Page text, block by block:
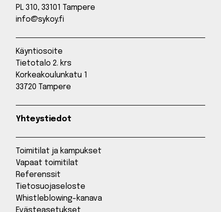
PL 310, 33101 Tampere
info@sykoy.fi
Käyntiosoite
Tietotalo 2. krs
Korkeakoulunkatu 1
33720 Tampere
Yhteystiedot
Toimitilat ja kampukset
Vapaat toimitilat
Referenssit
Tietosuojaseloste
Whistleblowing-kanava
Evästeasetukset